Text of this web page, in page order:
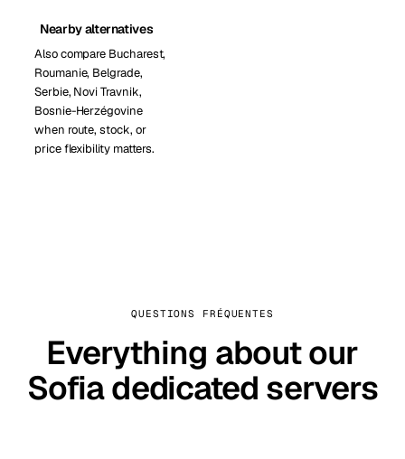
Nearby alternatives
Also compare Bucharest,
Roumanie, Belgrade,
Serbie, Novi Travnik,
Bosnie-Herzégovine
when route, stock, or
price flexibility matters.
QUESTIONS FRÉQUENTES
Everything about our
Sofia dedicated servers